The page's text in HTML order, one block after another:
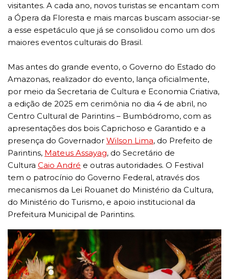
visitantes. A cada ano, novos turistas se encantam com
a Ópera da Floresta e mais marcas buscam associar-se
a esse espetáculo que já se consolidou como um dos
maiores eventos culturais do Brasil.
Mas antes do grande evento, o Governo do Estado do
Amazonas, realizador do evento, lança oficialmente,
por meio da Secretaria de Cultura e Economia Criativa,
a edição de 2025 em cerimônia no dia 4 de abril, no
Centro Cultural de Parintins – Bumbódromo, com as
apresentações dos bois Caprichoso e Garantido e a
presença do Governador Wilson Lima, do Prefeito de
Parintins, Mateus Assayag, do Secretário de
Cultura Caio André e outras autoridades. O Festival
tem o patrocínio do Governo Federal, através dos
mecanismos da Lei Rouanet do Ministério da Cultura,
do Ministério do Turismo, e apoio institucional da
Prefeitura Municipal de Parintins.